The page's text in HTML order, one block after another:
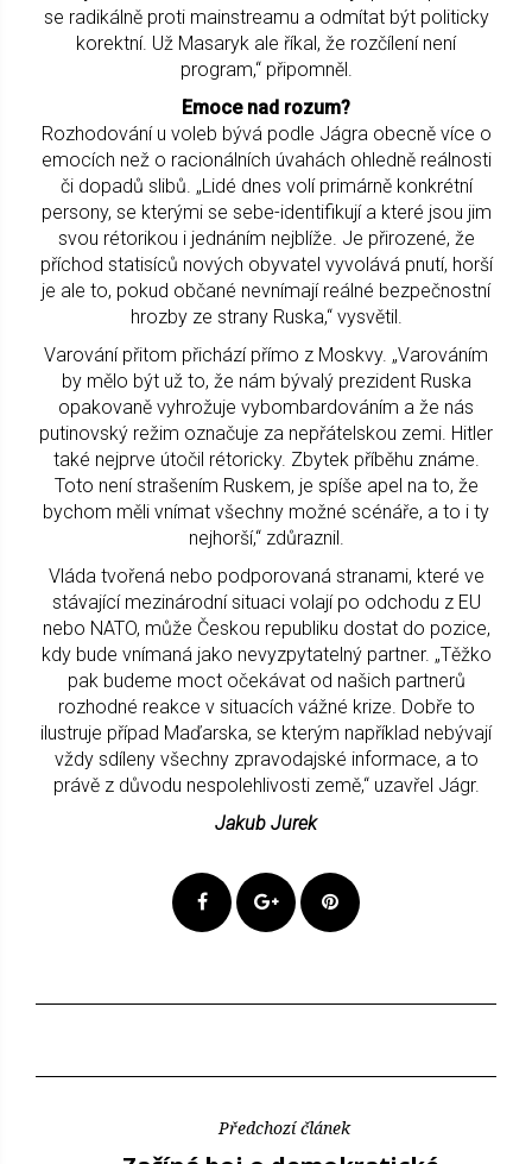
se radikálně proti mainstreamu a odmítat být politicky
korektní. Už Masaryk ale říkal, že rozčílení není
program,“ připomněl.
Emoce nad rozum?
Rozhodování u voleb bývá podle Jágra obecně více o
emocích než o racionálních úvahách ohledně reálnosti
či dopadů slibů. „Lidé dnes volí primárně konkrétní
persony, se kterými se sebe-identifikují a které jsou jim
svou rétorikou i jednáním nejblíže. Je přirozené, že
příchod statisíců nových obyvatel vyvolává pnutí, horší
je ale to, pokud občané nevnímají reálné bezpečnostní
hrozby ze strany Ruska,“ vysvětil.
Varování přitom přichází přímo z Moskvy. „Varováním
by mělo být už to, že nám bývalý prezident Ruska
opakovaně vyhrožuje vybombardováním a že nás
putinovský režim označuje za nepřátelskou zemi. Hitler
také nejprve útočil rétoricky. Zbytek příběhu známe.
Toto není strašením Ruskem, je spíše apel na to, že
bychom měli vnímat všechny možné scénáře, a to i ty
nejhorší,“ zdůraznil.
Vláda tvořená nebo podporovaná stranami, které ve
stávající mezinárodní situaci volají po odchodu z EU
nebo NATO, může Českou republiku dostat do pozice,
kdy bude vnímaná jako nevyzpytatelný partner. „Těžko
pak budeme moct očekávat od našich partnerů
rozhodné reakce v situacích vážné krize. Dobře to
ilustruje případ Maďarska, se kterým například nebývají
vždy sdíleny všechny zpravodajské informace, a to
právě z důvodu nespolehlivosti země,“ uzavřel Jágr.
Jakub Jurek
Předchozí článek